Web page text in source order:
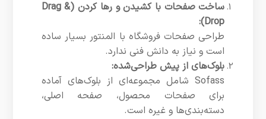
ساخت صفحات با کشیدن و رها کردن (Drag &
Drop):
طراحی صفحات فروشگاه با المنتور بسیار ساده
است و نیاز به دانش فنی ندارد.
بلوک‌های از پیش طراحی‌شده:
Sofass شامل مجموعه‌ای از بلوک‌های آماده
برای صفحات محصول، صفحه اصلی،
دسته‌بندی‌ها و غیره است.